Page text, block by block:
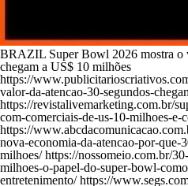
BRAZIL Super Bowl 2026 mostra o
chegam a US$ 10 milhões
https://
valor-da-atencao-30-segundos-
https://revistalivemarketing.com.br/
com-comerciais-de-us-10-milhoes-e-
https://
nova-economia-da-atencao-por-que-
milhoes/ https://nossomeio.com.br/
milhoes-o-papel-do-super-bowl-
entretenimento/ https://